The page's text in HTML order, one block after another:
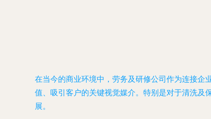
在当今的商业环境中，劳务及研修公司作为连接企
值、吸引客户的关键视觉媒介。特别是对于清洗及
展。